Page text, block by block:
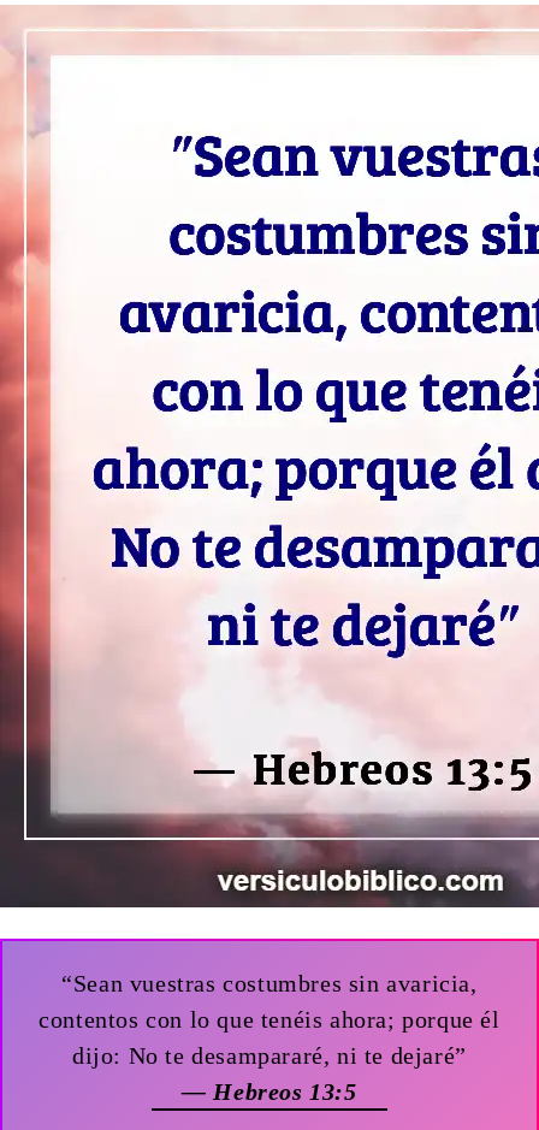
“Sean vuestras costumbres sin avaricia,
contentos con lo que tenéis ahora; porque él
dijo: No te desampararé, ni te dejaré”
— Hebreos 13:5